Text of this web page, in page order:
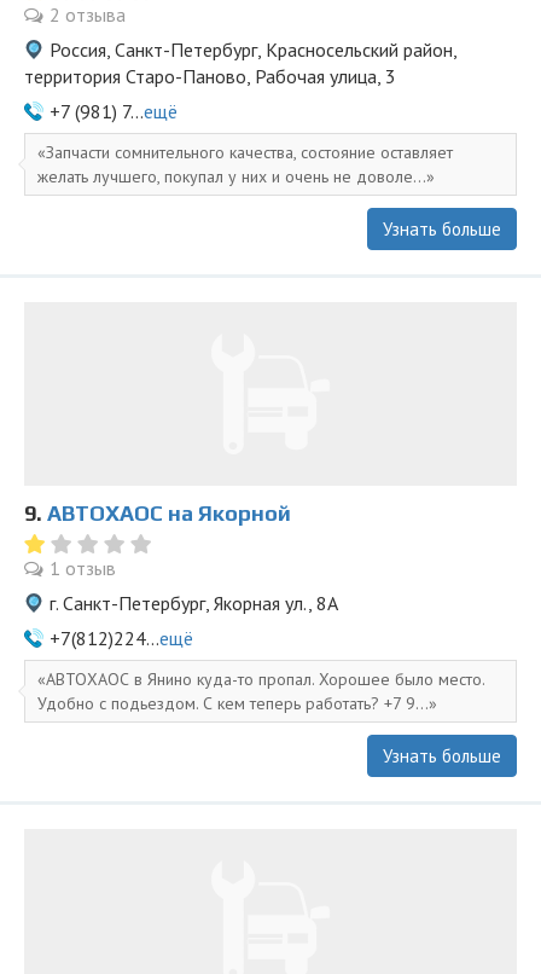
2 отзыва
Россия, Санкт-Петербург, Красносельский район,
территория Старо-Паново, Рабочая улица, 3
+7 (981) 7...ещё
Запчасти сомнительного качества, состояние оставляет
желать лучшего, покупал у них и очень не доволе...
Узнать больше
9. АВТОХАОС на Якорной
1 отзыв
г. Санкт-Петербург, Якорная ул., 8А
+7(812)224...ещё
АВТОХАОС в Янино куда-то пропал. Хорошее было место.
Удобно с подьездом. С кем теперь работать? +7 9...
Узнать больше